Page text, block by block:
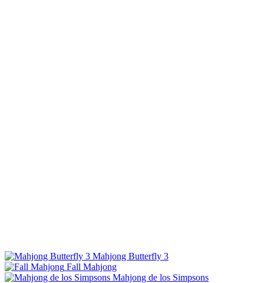
Mahjong Butterfly 3
Fall Mahjong
Mahjong de los Simpsons